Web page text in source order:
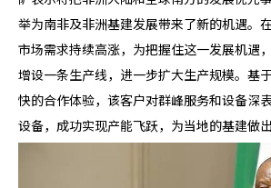
举为南非及非洲基建发展带来了新的机遇。
市场需求持续高涨，为把握住这一发展机遇
增设一条生产线，进一步扩大生产规模。基
快的合作体验，该客户对群峰服务和设备深
设备，成功实现产能飞跃，为当地的基建做出